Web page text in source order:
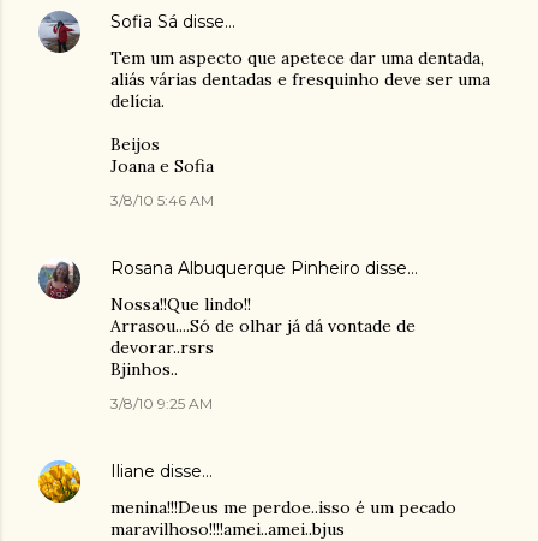
Sofia Sá disse…
Tem um aspecto que apetece dar uma dentada,
aliás várias dentadas e fresquinho deve ser uma
delícia.
Beijos
Joana e Sofia
3/8/10 5:46 AM
Rosana Albuquerque Pinheiro disse…
Nossa!!Que lindo!!
Arrasou....Só de olhar já dá vontade de
devorar..rsrs
Bjinhos..
3/8/10 9:25 AM
Iliane disse…
menina!!!Deus me perdoe..isso é um pecado
maravilhoso!!!!amei..amei..bjus